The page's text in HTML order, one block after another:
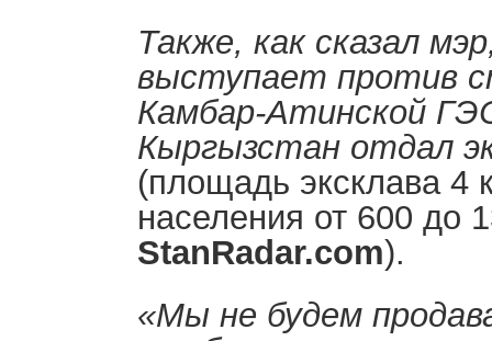
Также, как сказал
выступает против
Камбар-Атинской
Кыргызстан отдал
(площадь эксклава 4
населения от 600 до
StanRadar.com).
«Мы не будем